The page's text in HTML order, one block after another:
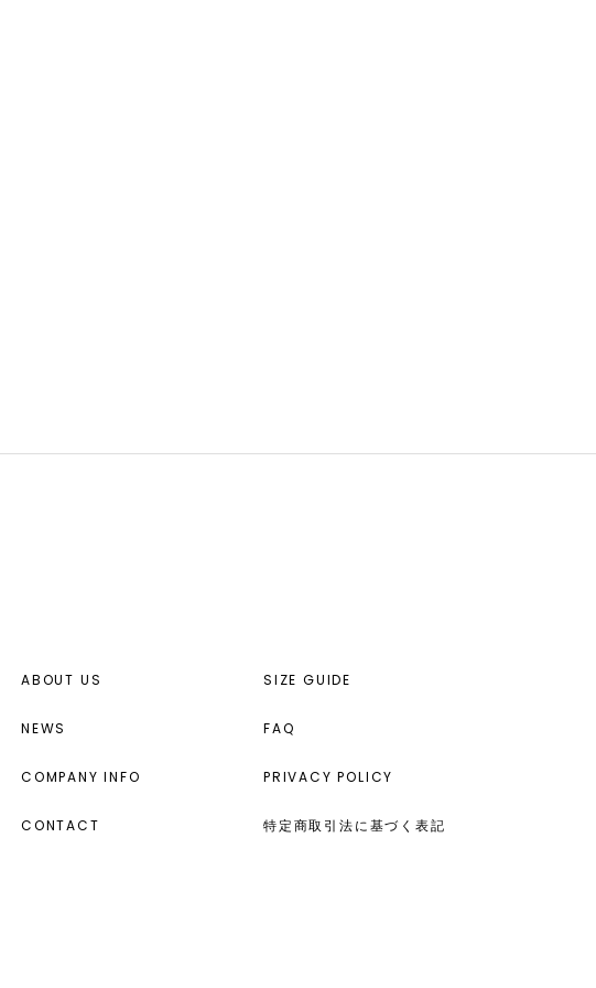
ABOUT US
NEWS
COMPANY INFO
CONTACT
SIZE GUIDE
FAQ
PRIVACY POLICY
特定商取引法に基づく表記